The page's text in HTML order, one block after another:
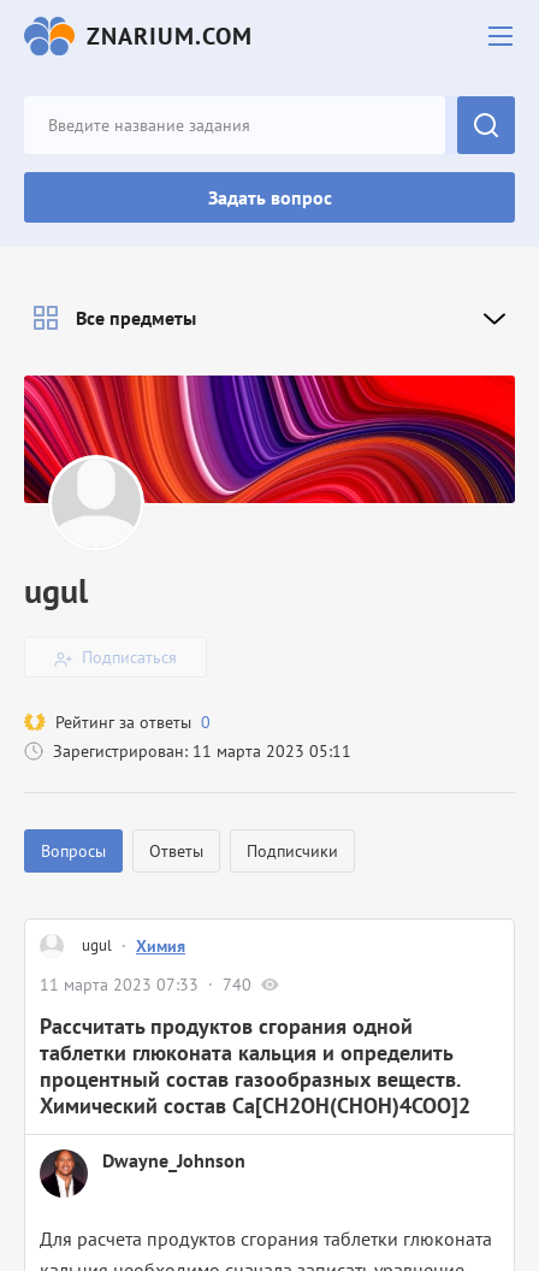
ZNARIUM.COM
Задать вопрос
ugul
Подписаться
Рейтинг за ответы 0
Зарегистрирован: 11 марта 2023 05:11
Вопросы Ответы Подписчики
ugul · Химия
11 марта 2023 07:33
740
Рассчитать продуктов сгорания одной
таблетки глюконата кальция и определить
процентный состав газообразных веществ.
Химический состав Са[СН2ОН(СНОН)4СОО]2
Dwayne_Johnson
Для расчета продуктов сгорания таблетки глюконата
Все предметы